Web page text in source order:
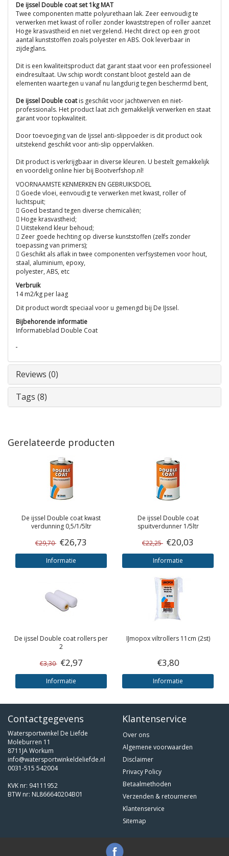
De ijssel Double coat set 1kg MAT
Twee componenten matte polyurethaan lak. Zeer eenvoudig te
verwerken met kwast of roller zonder kwaststrepen of roller aanzet
Hoge krasvastheid en niet vergelend. Hecht direct op een groot
aantal kunststoffen zoals polyester en ABS. Ook leverbaar in
zijdeglans.
Dit is een kwaliteitsproduct dat garant staat voor een professioneel
eindresultaat. Uw schip wordt constant bloot gesteld aan de
elementen waartegen u vanaf nu langdurig tegen beschermd bent,
De ijssel Double coatis geschikt voor jachtwerven en niet-
professionals. Het product laat zich gemakkelijk verwerken en staat
garant voor topkwaliteit.
Door toevoeging van de Ijssel anti-slippoeder is dit product ook
uitstekend geschikt voor anti-slip oppervlakken.
Dit product is verkrijgbaar in diverse kleuren. U bestelt gemakkelijk
en voordelig online hier bij Bootverfshop.nl!
VOORNAAMSTE KENMERKEN EN GEBRUIKSDOEL
 Goede vloei, eenvoudig te verwerken met kwast, roller of
luchtspuit;
 Goed bestand tegen diverse chemicaliën;
 Hoge krasvastheid;
 Uitstekend kleur behoud;
 Zeer goede hechting op diverse kunststoffen (zelfs zonder
toepassing van primers);
 Geschikt als aflak in twee componenten verfsystemen voor hout,
staal, aluminium, epoxy,
polyester, ABS, etc
Verbruik
14 m2/kg per laag
Dit product wordt speciaal voor u gemengd bij De IJssel.
Bijbehorende informatie
Informatieblad Double Coat
Reviews (0)
Tags (8)
Gerelateerde producten
De ijssel Double coat kwast
verdunning 0,5/1/5ltr
€29,70 €26,73
Informatie
De ijssel Double coat
spuitverdunner 1/5ltr
€22,25 €20,03
Informatie
De ijssel Double coat rollers per
2
€3,30 €2,97
Informatie
IJmopox viltrollers 11cm (2st)
€3,80
Informatie
Contactgegevens
Watersportwinkel De Liefde
Moleburren 11
8711JA Workum
info@watersportwinkeldeliefde.nl
0031-515 542004
KVK nr: 94111952
BTW nr: NL866640204B01
Klantenservice
Over ons
Algemene voorwaarden
Disclaimer
Privacy Policy
Betaalmethoden
Verzenden & retourneren
Klantenservice
Sitemap